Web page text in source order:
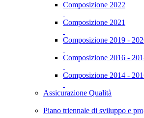
Composizione 2022
Composizione 2021
Composizione 2019 -
Composizione 2016 -
Composizione 2014 -
Assicurazione Qualità
Piano triennale di sviluppo e